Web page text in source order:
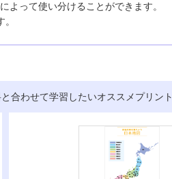
よって使い分けることができます。
合わせて学習したいオススメプリント